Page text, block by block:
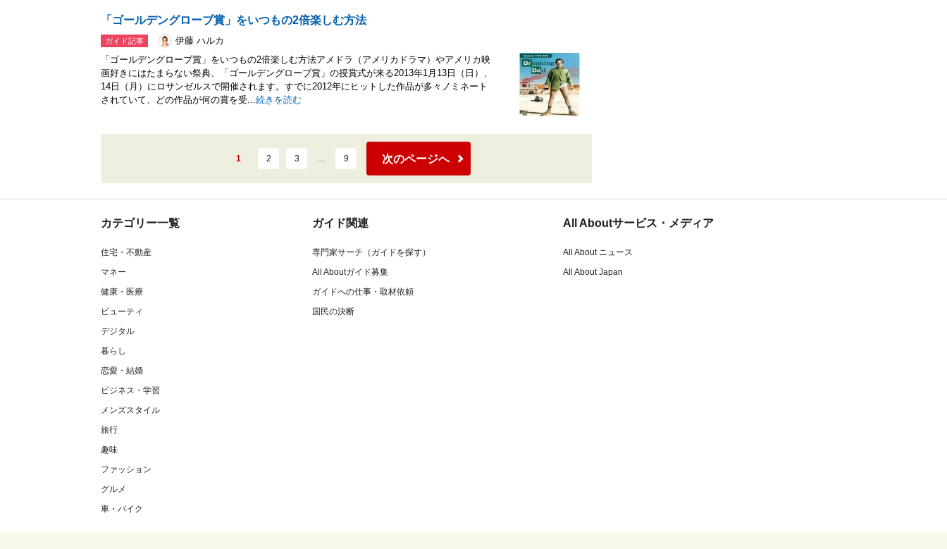
「ゴールデングローブ賞」をいつもの2倍楽しむ方法
ガイド記事
伊藤 ハルカ
「ゴールデングローブ賞」をいつもの2倍楽しむ方法アメドラ（アメリカドラマ）やアメリカ映
画好きにはたまらない祭典、「ゴールデングローブ賞」の授賞式が来る2013年1月13日（日）、
14日（月）にロサンゼルスで開催されます。すでに2012年にヒットした作品が多々ノミネート
されていて、どの作品が何の賞を受...続きを読む
1 2 3 … 9 次のページへ
カテゴリー一覧
住宅・不動産
マネー
健康・医療
ビューティ
デジタル
暮らし
恋愛・結婚
ビジネス・学習
メンズスタイル
旅行
趣味
ファッション
グルメ
車・バイク
ガイド関連
専門家サーチ（ガイドを探す）
All Aboutガイド募集
ガイドへの仕事・取材依頼
国民の決断
All Aboutサービス・メディア
All About ニュース
All About Japan